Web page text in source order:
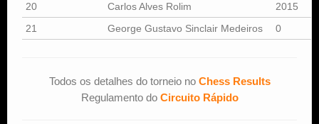
20
Carlos Alves Rolim 2015
21
George Gustavo Sinclair Medeiros 0
Todos os detalhes do torneio no Chess Results
Regulamento do Circuito Rápido